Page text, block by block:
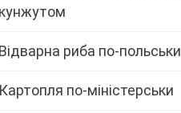
кунжутом
Відварна риба по-польськи
Картопля по-міністерськи